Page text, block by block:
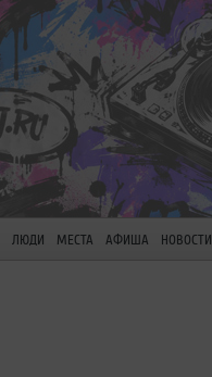
ЛЮДИ МЕСТА АФИША НОВОСТИ